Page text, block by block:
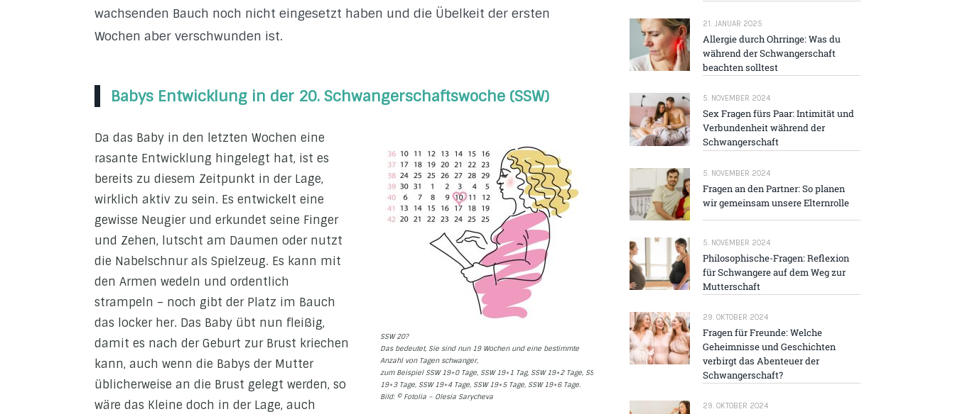
wachsenden Bauch noch nicht eingesetzt haben und die Übelkeit der ersten
Wochen aber verschwunden ist.
Babys Entwicklung in der 20. Schwangerschaftswoche (SSW)
SSW 20?
Das bedeutet, Sie sind nun 19 Wochen und eine bestimmte
Anzahl von Tagen schwanger,
zum Beispiel SSW 19+0 Tage, SSW 19+1 Tag, SSW 19+2 Tage, SSW
19+3 Tage, SSW 19+4 Tage, SSW 19+5 Tage, SSW 19+6 Tage.
Bild: © Fotolia – Olesia Sarycheva
Da das Baby in den letzten Wochen eine
rasante Entwicklung hingelegt hat, ist es
bereits zu diesem Zeitpunkt in der Lage,
wirklich aktiv zu sein. Es entwickelt eine
gewisse Neugier und erkundet seine Finger
und Zehen, lutscht am Daumen oder nutzt
die Nabelschnur als Spielzeug. Es kann mit
den Armen wedeln und ordentlich
strampeln – noch gibt der Platz im Bauch
das locker her. Das Baby übt nun fleißig,
damit es nach der Geburt zur Brust kriechen
kann, auch wenn die Babys der Mutter
üblicherweise an die Brust gelegt werden, so
wäre das Kleine doch in der Lage, auch
21. JANUAR 2025
Allergie durch Ohrringe: Was du
während der Schwangerschaft
beachten solltest
5. NOVEMBER 2024
Sex Fragen fürs Paar: Intimität und
Verbundenheit während der
Schwangerschaft
5. NOVEMBER 2024
Fragen an den Partner: So planen
wir gemeinsam unsere Elternrolle
5. NOVEMBER 2024
Philosophische-Fragen: Reflexion
für Schwangere auf dem Weg zur
Mutterschaft
29. OKTOBER 2024
Fragen für Freunde: Welche
Geheimnisse und Geschichten
verbirgt das Abenteuer der
Schwangerschaft?
29. OKTOBER 2024